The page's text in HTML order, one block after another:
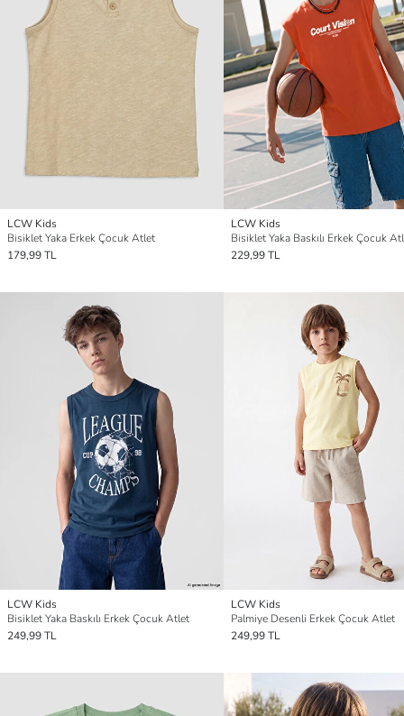
LCW Kids
Bisiklet Yaka Erkek Çocuk Atlet
179,99 TL
LCW Kids
Bisiklet Yaka Baskılı Erkek Çocuk
229,99 TL
LCW Kids
Bisiklet Yaka Baskılı Erkek Çocuk Atlet
249,99 TL
LCW Kids
Palmiye Desenli Erkek Çocuk Atlet
249,99 TL